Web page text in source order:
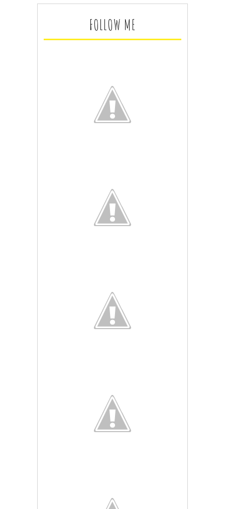
FOLLOW ME